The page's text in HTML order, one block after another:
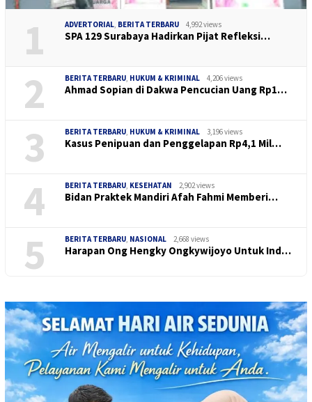
1 ADVERTORIAL, BERITA TERBARU 4,992 views
SPA 129 Surabaya Hadirkan Pijat Refleksi…
2 BERITA TERBARU, HUKUM & KRIMINAL 4,206 views
Ahmad Sopian di Dakwa Pencucian Uang Rp1…
3 BERITA TERBARU, HUKUM & KRIMINAL 3,196 views
Kasus Penipuan dan Penggelapan Rp4,1 Mil…
4 BERITA TERBARU, KESEHATAN 2,902 views
Bidan Praktek Mandiri Afah Fahmi Memberi…
5 BERITA TERBARU, NASIONAL 2,668 views
Harapan Ong Hengky Ongkywijoyo Untuk Ind…